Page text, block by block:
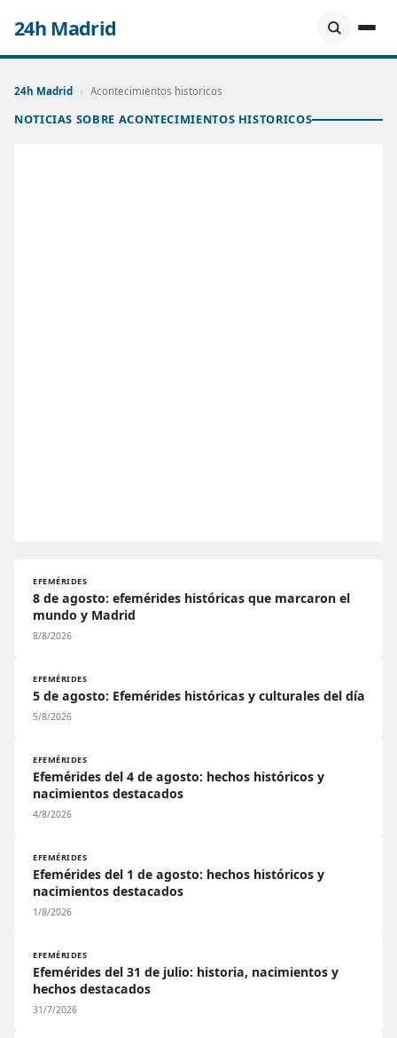
24h Madrid
24h Madrid › Acontecimientos historicos
NOTICIAS SOBRE ACONTECIMIENTOS HISTORICOS
EFEMÉRIDES
8 de agosto: efemérides históricas que marcaron el
mundo y Madrid
8/8/2026
EFEMÉRIDES
5 de agosto: Efemérides históricas y culturales del día
5/8/2026
EFEMÉRIDES
Efemérides del 4 de agosto: hechos históricos y
nacimientos destacados
4/8/2026
EFEMÉRIDES
Efemérides del 1 de agosto: hechos históricos y
nacimientos destacados
1/8/2026
EFEMÉRIDES
Efemérides del 31 de julio: historia, nacimientos y
hechos destacados
31/7/2026